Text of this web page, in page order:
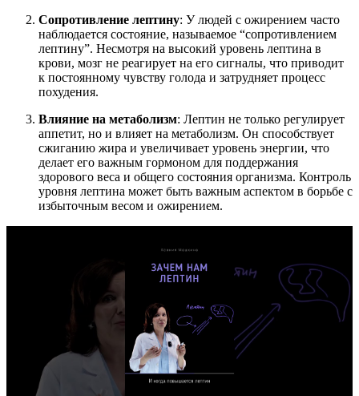
Сопротивление лептину: У людей с ожирением часто
наблюдается состояние, называемое “сопротивлением
лептину”. Несмотря на высокий уровень лептина в
крови, мозг не реагирует на его сигналы, что приводит
к постоянному чувству голода и затрудняет процесс
похудения.
Влияние на метаболизм: Лептин не только регулирует
аппетит, но и влияет на метаболизм. Он способствует
сжиганию жира и увеличивает уровень энергии, что
делает его важным гормоном для поддержания
здорового веса и общего состояния организма. Контроль
уровня лептина может быть важным аспектом в борьбе с
избыточным весом и ожирением.